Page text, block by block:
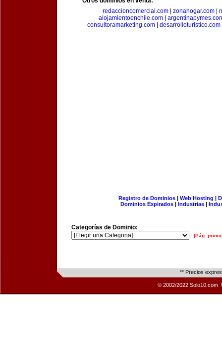
redaccioncomercial.com
zonahogar.com
alojamientoenchile.com
consultoramarketing.com
desarrolloturistico.com
Registro de Dominios| Web Hosting |
Dominios Expirados | Industrias |
Categorías de Dominio:
[Pág.
** Precios
© 2002/2022 Solo10.com